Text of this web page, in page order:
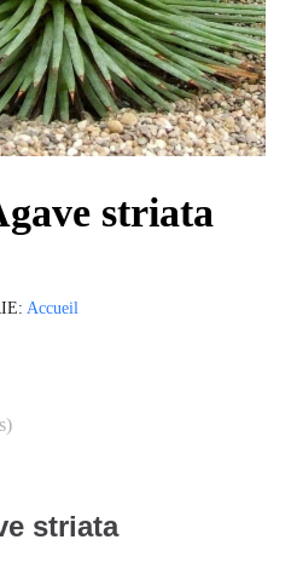
striata
Accueil
striata